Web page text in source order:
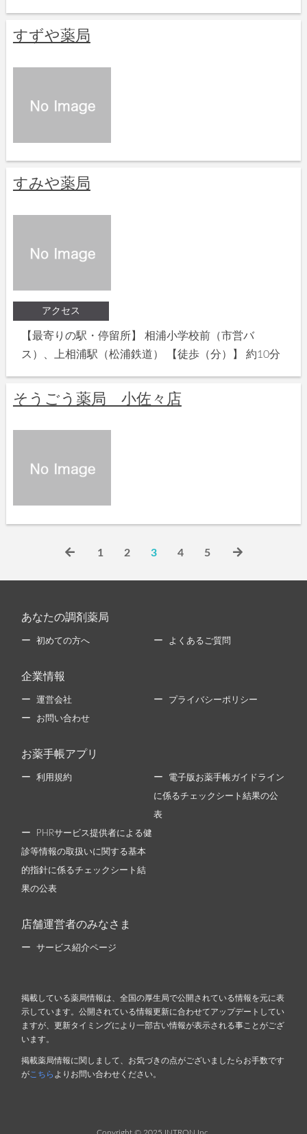
すずや薬局
すみや薬局
アクセス
【最寄りの駅・停留所】 相浦小学校前（市営バ
ス）、上相浦駅（松浦鉄道） 【徒歩（分）】 約10分
そうごう薬局 小佐々店
1 2 3 4 5
あなたの調剤薬局
初めての方へ よくあるご質問
企業情報
運営会社 プライバシーポリシー
お問い合わせ
お薬手帳アプリ
利用規約 電子版お薬手帳ガイドライン
に係るチェックシート結果の公
表
PHRサービス提供者による健
診等情報の取扱いに関する基本
的指針に係るチェックシート結
果の公表
店舗運営者のみなさま
サービス紹介ページ
掲載している薬局情報は、全国の厚生局で公開されている情報を元に表
示しています。公開されている情報更新に合わせてアップデートしてい
ますが、更新タイミングにより一部古い情報が表示される事ことがござ
います。
掲載薬局情報に関しまして、お気づきの点がございましたらお手数です
が こちら よりお問い合わせください。